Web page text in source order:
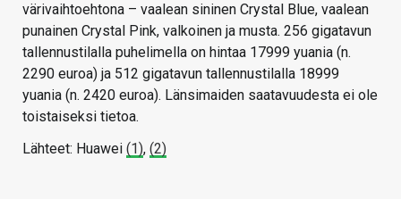
värivaihtoehtona – vaalean sininen Crystal Blue, vaalean
punainen Crystal Pink, valkoinen ja musta. 256 gigatavun
tallennustilalla puhelimella on hintaa 17999 yuania (n.
2290 euroa) ja 512 gigatavun tallennustilalla 18999
yuania (n. 2420 euroa). Länsimaiden saatavuudesta ei ole
toistaiseksi tietoa.
Lähteet: Huawei (1), (2)